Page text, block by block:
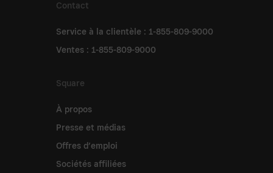
Contact
Service à la clientèle : 1-855-809-9000
Ventes : 1-855-809-9000
Square
À propos
Presse et médias
Offres d’emploi
Sociétés affiliées